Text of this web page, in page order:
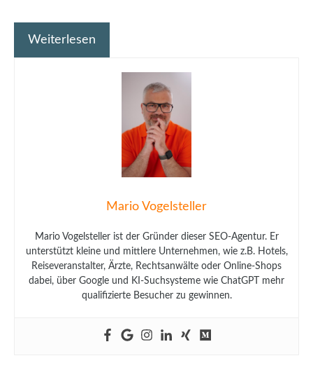
Weiterlesen
Mario Vogelsteller
Mario Vogelsteller ist der Gründer dieser SEO-Agentur. Er
unterstützt kleine und mittlere Unternehmen, wie z.B. Hotels,
Reiseveranstalter, Ärzte, Rechtsanwälte oder Online-Shops
dabei, über Google und KI-Suchsysteme wie ChatGPT mehr
qualifizierte Besucher zu gewinnen.